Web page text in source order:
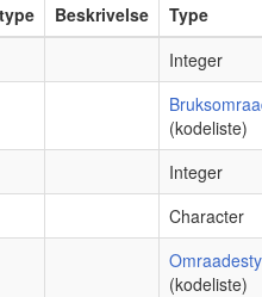
Beskrivelse
Type
Integer
(kodeliste)
Integer
Character
(kodeliste)